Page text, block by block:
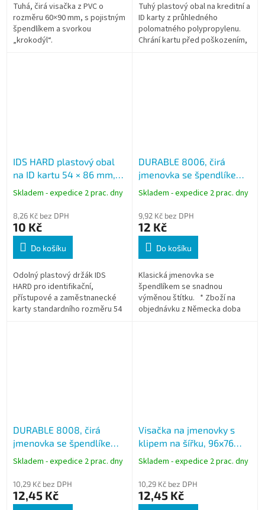
Tuhá, čirá visačka z PVC o
rozměru 60×90 mm, s pojistným
špendlíkem a svorkou
„krokodýl“.
Tuhý plastový obal na kreditní a
ID karty z průhledného
polomatného polypropylenu.
Chrání kartu před poškozením,
IDS HARD plastový obal
na ID kartu 54 × 86 mm,
závěsný, na výšku
Skladem - expedice 2 prac. dny
8,26 Kč bez DPH
10 Kč
Do košíku
Odolný plastový držák IDS
HARD pro identifikační,
přístupové a zaměstnanecké
karty standardního rozměru 54
DURABLE 8006, čirá
jmenovka se špendlíkem
30x60 mm
Skladem - expedice 2 prac. dny
9,92 Kč bez DPH
12 Kč
Do košíku
Klasická jmenovka se
špendlíkem se snadnou
výměnou štítku. * Zboží na
objednávku z Německa doba
DURABLE 8008, čirá
jmenovka se špendlíkem
40x75 mm, čirá
Skladem - expedice 2 prac. dny
10,29 Kč bez DPH
12,45 Kč
Visačka na jmenovky s
klipem na šířku, 96x76
mm
Skladem - expedice 2 prac. dny
10,29 Kč bez DPH
12,45 Kč